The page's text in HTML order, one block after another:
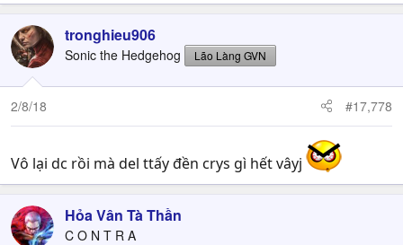
tronghieu906
Sonic the Hedgehog Lão Làng GVN
2/8/18 #17,778
Vô lại dc rồi mà del ttấy đền crys gì hết vâyj
Hỏa Vân Tà Thần
C O N T R A